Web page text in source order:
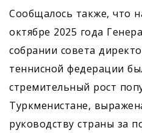
Сообщалось также, что
октябре 2025 года
собрании совета
теннисной федерации
стремительный рост
Туркменистане,
руководству страны за